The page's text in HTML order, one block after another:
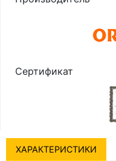
Сертификат
ХАРАКТЕРИСТИКИ